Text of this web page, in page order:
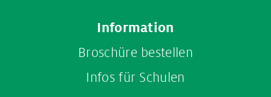
Information
Broschüre bestellen
Infos für Schulen